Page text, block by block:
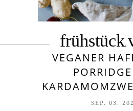
frühstück,
VEGANER
SEP. 03.